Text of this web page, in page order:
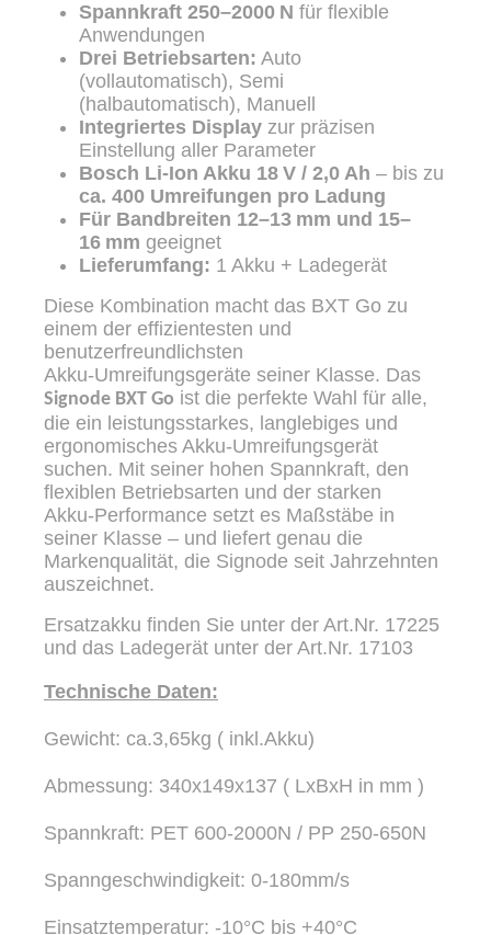
Spannkraft 250–2000 N für flexible
Anwendungen
Drei Betriebsarten: Auto
(vollautomatisch), Semi
(halbautomatisch), Manuell
Integriertes Display zur präzisen
Einstellung aller Parameter
Bosch Li‑Ion Akku 18 V / 2,0 Ah – bis zu
ca. 400 Umreifungen pro Ladung
Für Bandbreiten 12–13 mm und 15–
16 mm geeignet
Lieferumfang: 1 Akku + Ladegerät
Diese Kombination macht das BXT Go zu
einem der effizientesten und
benutzerfreundlichsten
Akku‑Umreifungsgeräte seiner Klasse. Das
Signode BXT Go ist die perfekte Wahl für alle,
die ein leistungsstarkes, langlebiges und
ergonomisches Akku‑Umreifungsgerät
suchen. Mit seiner hohen Spannkraft, den
flexiblen Betriebsarten und der starken
Akku‑Performance setzt es Maßstäbe in
seiner Klasse – und liefert genau die
Markenqualität, die Signode seit Jahrzehnten
auszeichnet.
Ersatzakku finden Sie unter der Art.Nr. 17225
und das Ladegerät unter der Art.Nr. 17103
Technische Daten:
Gewicht: ca.3,65kg ( inkl.Akku)
Abmessung: 340x149x137 ( LxBxH in mm )
Spannkraft: PET 600-2000N / PP 250-650N
Spanngeschwindigkeit: 0-180mm/s
Einsatztemperatur: -10°C bis +40°C